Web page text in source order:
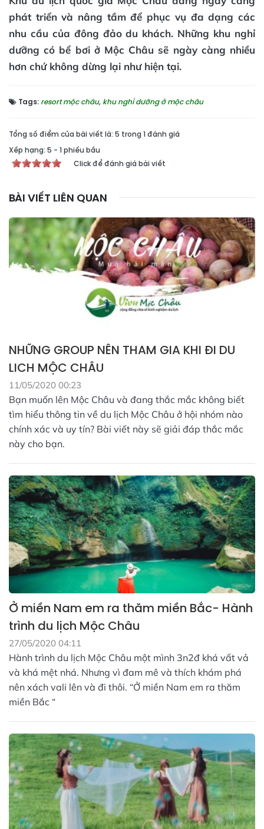
phát triển và nâng tầm để phục vụ đa dạng các
nhu cầu của đông đảo du khách. Những khu nghỉ
dưỡng có bể bơi ở Mộc Châu sẽ ngày càng nhiều
hơn chứ không dừng lại như hiện tại.
Tags: resort mộc châu, khu nghỉ dưỡng ở mộc châu
Tổng số điểm của bài viết là: 5 trong 1 đánh giá
Xếp hạng: 5 - 1 phiếu bầu
Click để đánh giá bài viết
BÀI VIẾT LIÊN QUAN
NHỮNG GROUP NÊN THAM GIA KHI ĐI DU
LICH MỘC CHÂU
11/05/2020 00:23
Bạn muốn lên Mộc Châu và đang thắc mắc không biết
tìm hiểu thông tin về du lịch Mộc Châu ở hội nhóm nào
chính xác và uy tín? Bài viết này sẽ giải đáp thắc mắc
này cho bạn.
Ở miền Nam em ra thăm miền Bắc- Hành
trình du lịch Mộc Châu
27/05/2020 04:11
Hành trình du lịch Mộc Châu một mình 3n2đ khá vất vả
và khá mệt nhá. Nhưng vì đam mê và thích khám phá
nên xách vali lên và đi thôi. “Ở miền Nam em ra thăm
miền Bắc “